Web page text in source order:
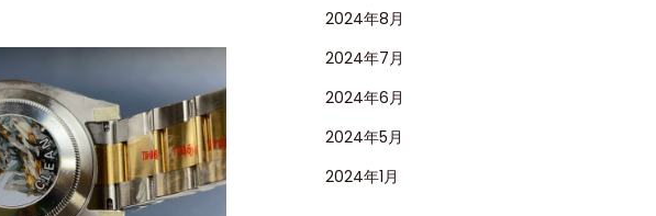
2024年8月
2024年7月
2024年6月
2024年5月
2024年1月